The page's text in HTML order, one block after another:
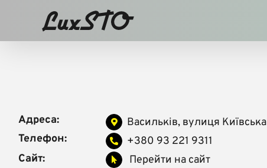
Адреса:
Васильків, вулиця Київська
Телефон:
+380 93 221 9311
Сайт:
Перейти на сайт